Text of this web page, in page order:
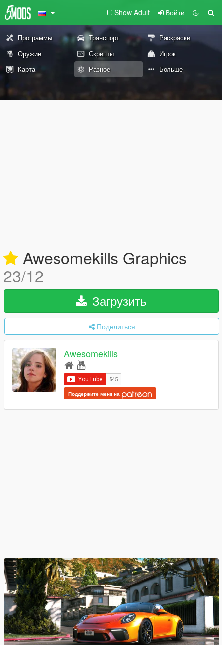
Show Adult Войти
Программы Транспорт
Раскраски
Оружие
Скрипты
Игрок
Карта
Разное Больше
Awesomekills Graphics
23/12
Загрузить
Поделиться
Awesomekills
Поддержите меня на